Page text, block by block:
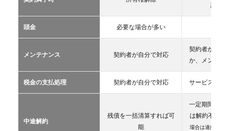
ブス
クリ
2.2
カー
リー
カー
譲渡
頭金 必要な場合が多い
メンテナンス 契約者が自分で対応
契約者が自分
か、メンテン
税金の支払処理 契約者が自分で対応 サービス提供
中途解約
残債を一括清算すれば可
能
一定期間が経
は解約不可
場合は違約金や